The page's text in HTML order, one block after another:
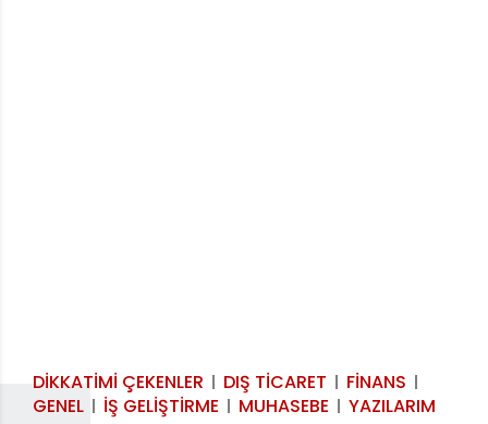
DIKKATIMI ÇEKENLER DIŞ TICARET
FINANS
GENEL
İŞ GELIŞTIRME MUHASEBE YAZILARIM